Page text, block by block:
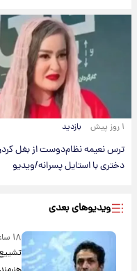
۱ روز پیش بازدید
ترس نعیمه نظام‌دوست از بغل
دختری با استایل پسرانه/ویدیو
ویدیوهای بعدی
۱۸ ساعت پیش